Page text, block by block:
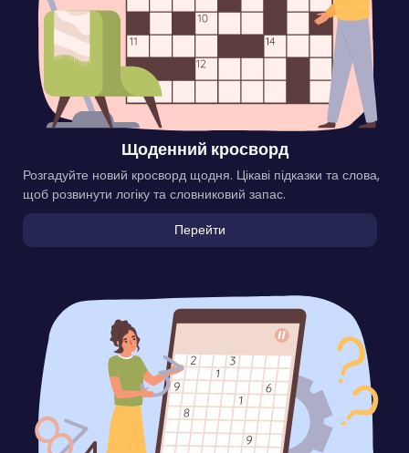
Щоденний кросворд
Розгадуйте новий кросворд щодня. Цікаві підказки та слова,
щоб розвинути логіку та словниковий запас.
Перейти